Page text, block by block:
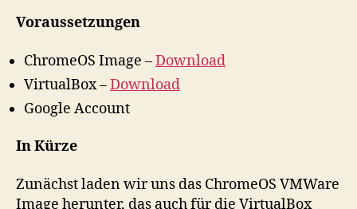
Voraussetzungen
ChromeOS Image –Download
VirtualBox –Download
Google Account
In Kürze
Zunächst laden wir uns das ChromeOS VMWare
Image herunter, das auch für die VirtualBox